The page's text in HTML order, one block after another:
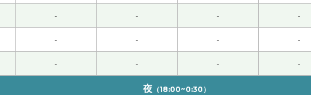
己再确认老师指出的翻译榜样。
几遍，确认一下自己在哪里错了。
想为一年后的翻译比赛一步一步地做准备。
- - - -
- - - -
- - - -
夜 （18:00~0:30）